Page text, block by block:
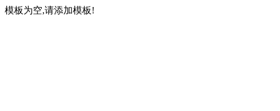
模板为空,请添加模板!